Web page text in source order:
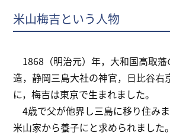
米山梅吉という人物
1868（明治元）年，大和国高取
造，静岡三島大社の神官，日比谷右
に，梅吉は東京で生まれました。
4歳で父が他界し三島に移り住み
米山家から養子にと求められました